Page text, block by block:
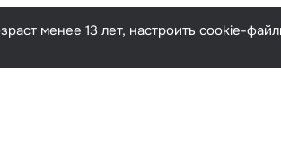
Русский
менее 13 лет, настроить cookie-